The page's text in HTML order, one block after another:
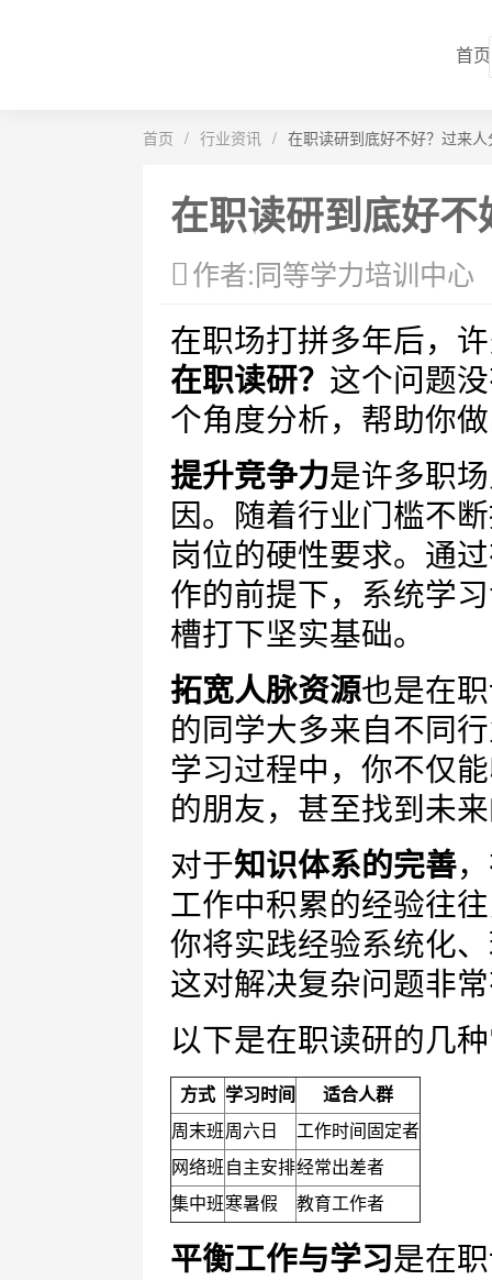
首页
首页 / 行业资讯 / 在职读研到底好不好？过来
在职读研到底好
作者:同等学力培训中心
在职场打拼多年后，
在职读研？ 这个问题
个角度分析，帮助你
提升竞争力是许多职
因。随着行业门槛不
岗位的硬性要求。通
作的前提下，系统学
槽打下坚实基础。
拓宽人脉资源也是在
的同学大多来自不同
学习过程中，你不仅
的朋友，甚至找到未
对于知识体系的完善
工作中积累的经验往
你将实践经验系统化
这对解决复杂问题非
以下是在职读研的几
方式 学习时间
适合人群
周末班周六日
工作时间固定者
网络班 自主安排经常出差者
集中班寒暑假 教育工作者
平衡工作与学习是在